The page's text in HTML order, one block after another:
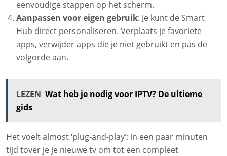
eenvoudige stappen op het scherm.
Aanpassen voor eigen gebruik: Je kunt de Smart
Hub direct personaliseren. Verplaats je favoriete
apps, verwijder apps die je niet gebruikt en pas de
volgorde aan.
LEZEN Wat heb je nodig voor IPTV? De ultieme
gids
Het voelt almost ‘plug-and-play’: in een paar minuten
tijd tover je je nieuwe tv om tot een compleet